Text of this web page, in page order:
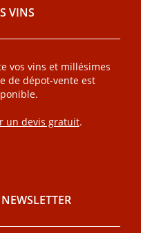
VINS
vos vins et millésimes
de dépot-vente est
un devis gratuit.